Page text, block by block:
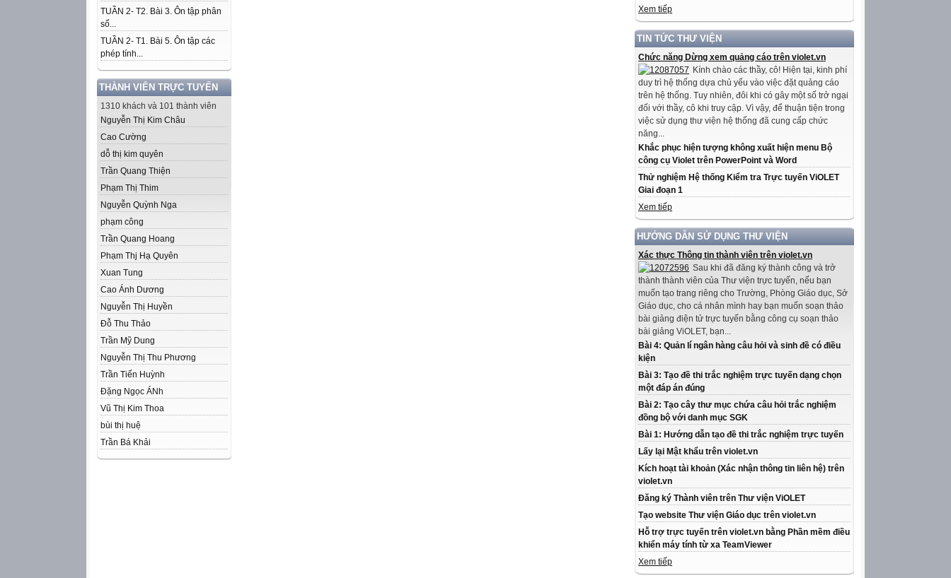
TUẦN 2- T2. Bài 3. Ôn tập phân
số...
TUẦN 2- T1. Bài 5. Ôn tập các
phép tính...
THÀNH VIÊN TRỰC TUYẾN
1310 khách và 101 thành viên
Nguyễn Thị Kim Châu
Cao Cường
dỗ thị kim quyên
Trần Quang Thiện
Phạm Thị Thim
Nguyễn Quỳnh Nga
phạm công
Trần Quang Hoang
Phạm Thj Hạ Quyên
Xuan Tung
Cao Ánh Dương
Nguyễn Thị Huyền
Đỗ Thu Thảo
Trần Mỹ Dung
Nguyễn Thị Thu Phương
Trần Tiến Huỳnh
Đặng Ngọc ÁNh
Vũ Thị Kim Thoa
bùi thị huệ
Trần Bá Khải
Xem tiếp
TIN TỨC THƯ VIỆN
Chức năng Dừng xem quảng cáo trên violet.vn
Kính chào các thầy, cô! Hiện tại, kinh phí
duy trì hệ thống dựa chủ yếu vào việc đặt quảng cáo
trên hệ thống. Tuy nhiên, đôi khi có gây một số trở ngại
đối với thầy, cô khi truy cập. Vì vậy, để thuận tiện trong
việc sử dụng thư viện hệ thống đã cung cấp chức
năng...
Khắc phục hiện tượng không xuất hiện menu Bộ
công cụ Violet trên PowerPoint và Word
Thử nghiệm Hệ thống Kiểm tra Trực tuyến ViOLET
Giai đoạn 1
Xem tiếp
HƯỚNG DẪN SỬ DỤNG THƯ VIỆN
Xác thực Thông tin thành viên trên violet.vn
Sau khi đã đăng ký thành công và trở
thành thành viên của Thư viện trực tuyến, nếu bạn
muốn tạo trang riêng cho Trường, Phòng Giáo dục, Sở
Giáo dục, cho cá nhân mình hay bạn muốn soạn thảo
bài giảng điện tử trực tuyến bằng công cụ soạn thảo
bài giảng ViOLET, bạn...
Bài 4: Quản lí ngân hàng câu hỏi và sinh đề có điều
kiện
Bài 3: Tạo đề thi trắc nghiệm trực tuyến dạng chọn
một đáp án đúng
Bài 2: Tạo cây thư mục chứa câu hỏi trắc nghiệm
đồng bộ với danh mục SGK
Bài 1: Hướng dẫn tạo đề thi trắc nghiệm trực tuyến
Lấy lại Mật khẩu trên violet.vn
Kích hoạt tài khoản (Xác nhận thông tin liên hệ) trên
violet.vn
Đăng ký Thành viên trên Thư viện ViOLET
Tạo website Thư viện Giáo dục trên violet.vn
Hỗ trợ trực tuyến trên violet.vn bằng Phần mềm điều
khiển máy tính từ xa TeamViewer
Xem tiếp